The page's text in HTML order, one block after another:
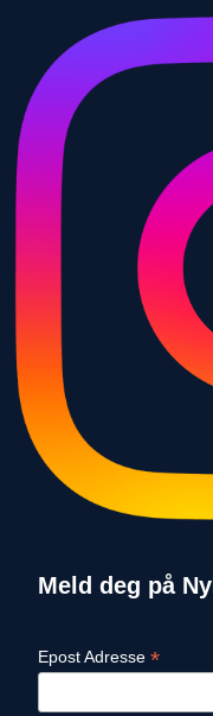
Meld deg på
Epost Adresse *